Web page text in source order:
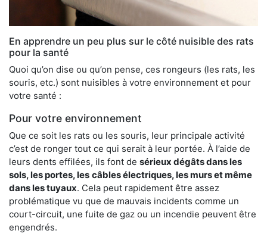
En apprendre un peu plus sur le côté nuisible des rats
pour la santé
Quoi qu’on dise ou qu’on pense, ces rongeurs (les rats, les
souris, etc.) sont nuisibles à votre environnement et pour
votre santé :
Pour votre environnement
Que ce soit les rats ou les souris, leur principale activité
c’est de ronger tout ce qui serait à leur portée. À l’aide de
leurs dents effilées, ils font de sérieux dégâts dans les
sols, les portes, les câbles électriques, les murs et même
dans les tuyaux. Cela peut rapidement être assez
problématique vu que de mauvais incidents comme un
court-circuit, une fuite de gaz ou un incendie peuvent être
engendrés.